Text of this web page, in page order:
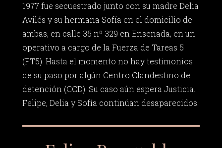
1977 fue secuestrado junto con su madre Delia
Avilés y su hermana Sofía en el domicilio de
ambas, en calle 35 nº 329 en Ensenada, en un
operativo a cargo de la Fuerza de Tareas 5
(FT5). Hasta el momento no hay testimonios
de su paso por algún Centro Clandestino de
detención (CCD). Su caso aún espera Justicia.
Felipe, Delia y Sofía continúan desaparecidos.